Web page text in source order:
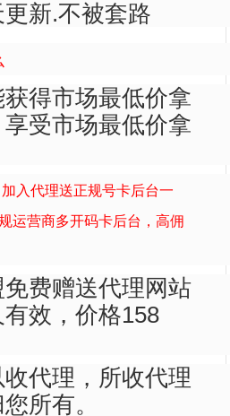
新.不被套路
得市场最低价拿
受市场最低价拿
入代理送正规号卡后台一
运营商多开码卡后台，高佣
费赠送代理网站
效，价格158
代理，所收代理
所有。